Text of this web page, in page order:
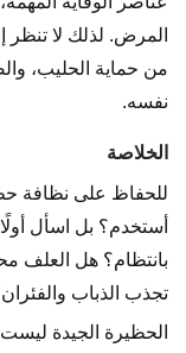
المرض. لذلك لا
من حماية الحليب،
نفسه.
الخلاصة
للحفاظ على نظافة
أستخدم؟ بل اسأل
بانتظام؟ هل العلف
تجذب الذباب
الحظيرة الجيدة